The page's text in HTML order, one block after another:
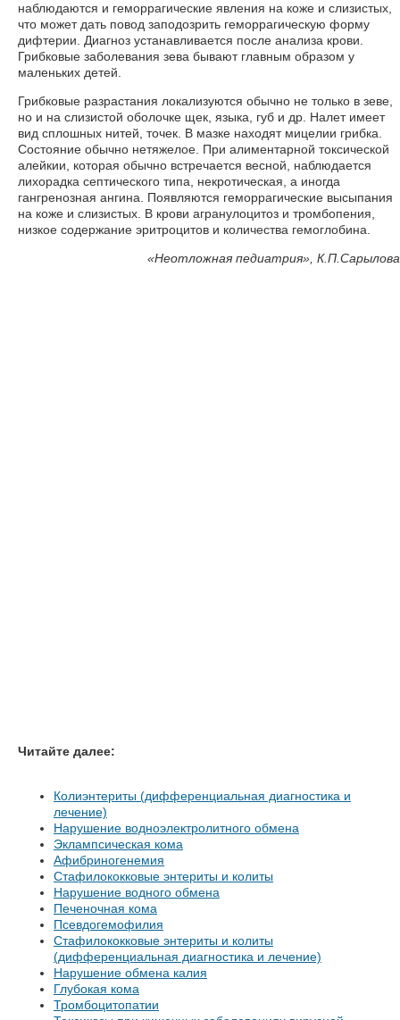
наблюдаются и геморрагические явления на коже и слизистых,
что может дать повод заподозрить геморрагическую форму
дифтерии. Диагноз устанавливается после анализа крови.
Грибковые заболевания зева бывают главным образом у
маленьких детей.
Грибковые разрастания локализуются обычно не только в зеве,
но и на слизистой оболочке щек, языка, губ и др. Налет имеет
вид сплошных нитей, точек. В мазке находят мицелии грибка.
Состояние обычно нетяжелое. При алиментарной токсической
алейкии, которая обычно встречается весной, наблюдается
лихорадка септического типа, некротическая, а иногда
гангренозная ангина. Появляются геморрагические высыпания
на коже и слизистых. В крови агранулоцитоз и тромбопения,
низкое содержание эритроцитов и количества гемоглобина.
«Неотложная педиатрия», К.П.Сарылова
Читайте далее:
Колиэнтериты (дифференциальная диагностика и
лечение)
Нарушение водноэлектролитного обмена
Эклампсическая кома
Афибриногенемия
Стафилококковые энтериты и колиты
Нарушение водного обмена
Печеночная кома
Псевдогемофилия
Стафилококковые энтериты и колиты
(дифференциальная диагностика и лечение)
Нарушение обмена калия
Глубокая кома
Тромбоцитопатии